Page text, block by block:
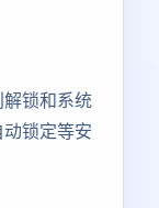
锁和系统
锁定等安